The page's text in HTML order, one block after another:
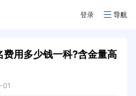
登录 导航
用多少钱一科?含金量高